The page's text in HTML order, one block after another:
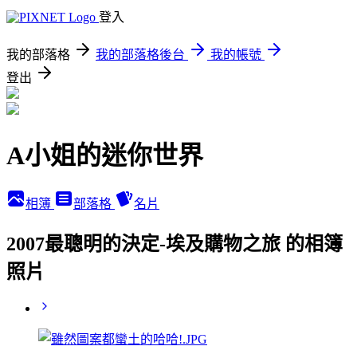
登入
我的部落格 我的部落格後台
我的帳號
登出
A小姐的迷你世界
相簿 部落格 名片
2007最聰明的決定-埃及購物之旅 的相簿
照片